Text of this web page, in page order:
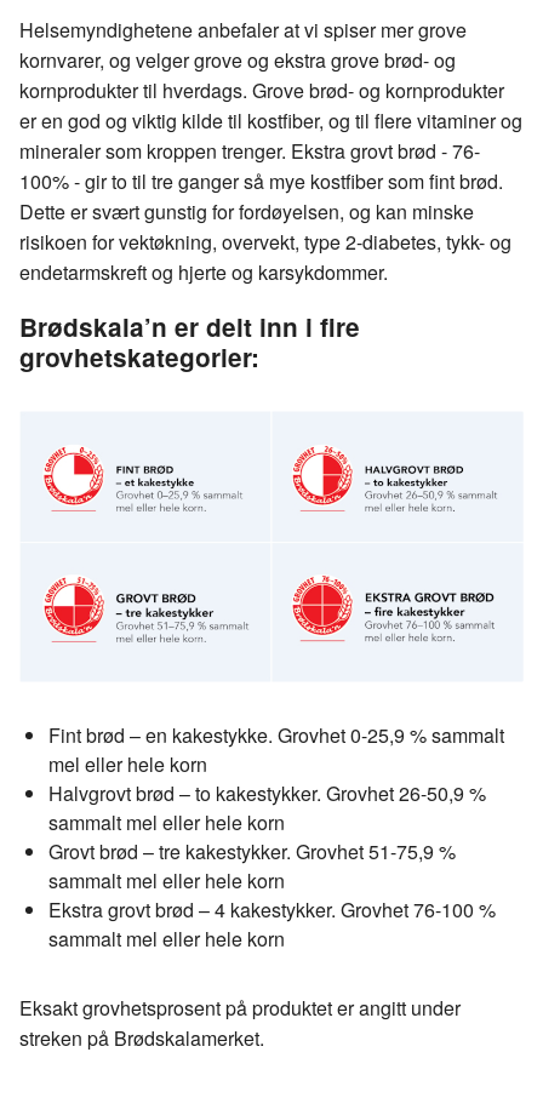
Helsemyndighetene anbefaler at vi spiser mer grove
kornvarer, og velger grove og ekstra grove brød- og
kornprodukter til hverdags. Grove brød- og kornprodukter
er en god og viktig kilde til kostfiber, og til flere vitaminer og
mineraler som kroppen trenger. Ekstra grovt brød - 76-
100% - gir to til tre ganger så mye kostfiber som fint brød.
Dette er svært gunstig for fordøyelsen, og kan minske
risikoen for vektøkning, overvekt, type 2-diabetes, tykk- og
endetarmskreft og hjerte og karsykdommer.
Brødskala’n er delt inn i fire
grovhetskategorier:
Fint brød – en kakestykke. Grovhet 0-25,9 % sammalt
mel eller hele korn
Halvgrovt brød – to kakestykker. Grovhet 26-50,9 %
sammalt mel eller hele korn
Grovt brød – tre kakestykker. Grovhet 51-75,9 %
sammalt mel eller hele korn
Ekstra grovt brød – 4 kakestykker. Grovhet 76-100 %
sammalt mel eller hele korn
Eksakt grovhetsprosent på produktet er angitt under
streken på Brødskalamerket.